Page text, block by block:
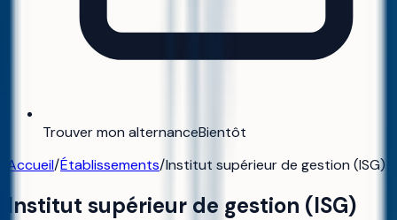
Trouver mon alternanceBientôt
Accueil/Établissements/Institut supérieur de gestion (ISG)
Institut supérieur de gestion (ISG)